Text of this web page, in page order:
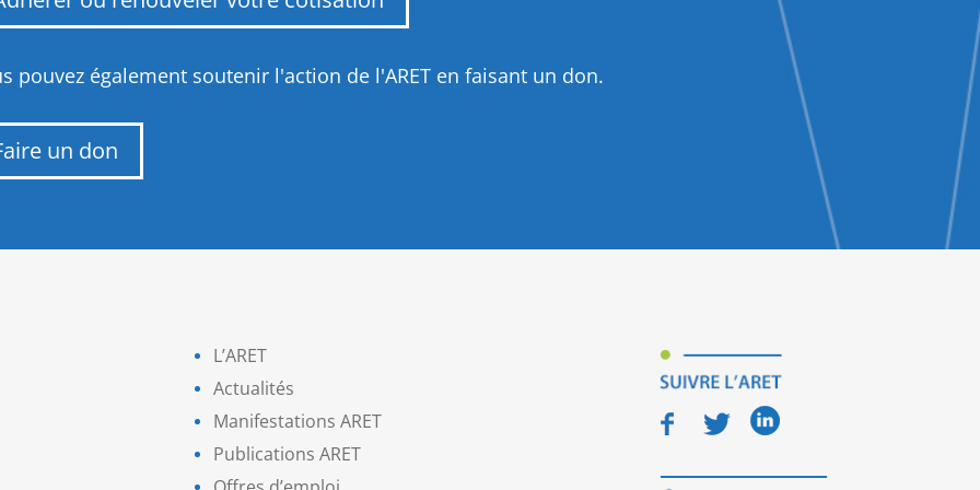
pouvez également soutenir l'action de l'ARET en faisant un don.
un don
L’ARET
Actualités
Manifestations ARET
Publications ARET